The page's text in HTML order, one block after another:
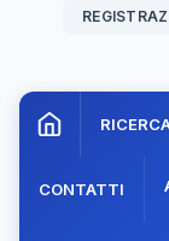
CONTATTI